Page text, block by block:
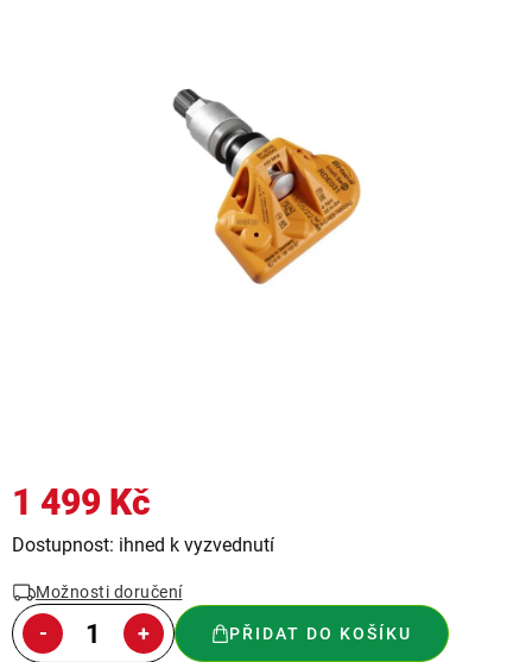
1 499 Kč
Měrná
Dostupnost: ihned k vyzvednutí
Možnosti doručení
PŘIDAT DO KOŠÍKU